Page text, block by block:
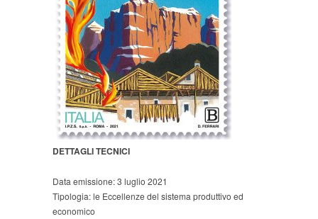
DETTAGLI TECNICI
Data emissione: 3 luglio 2021
Tipologia: le Eccellenze del sistema produttivo ed
economico